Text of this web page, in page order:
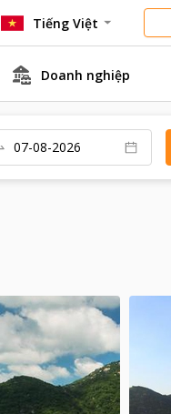
Tiếng Việt
Doanh nghiệp